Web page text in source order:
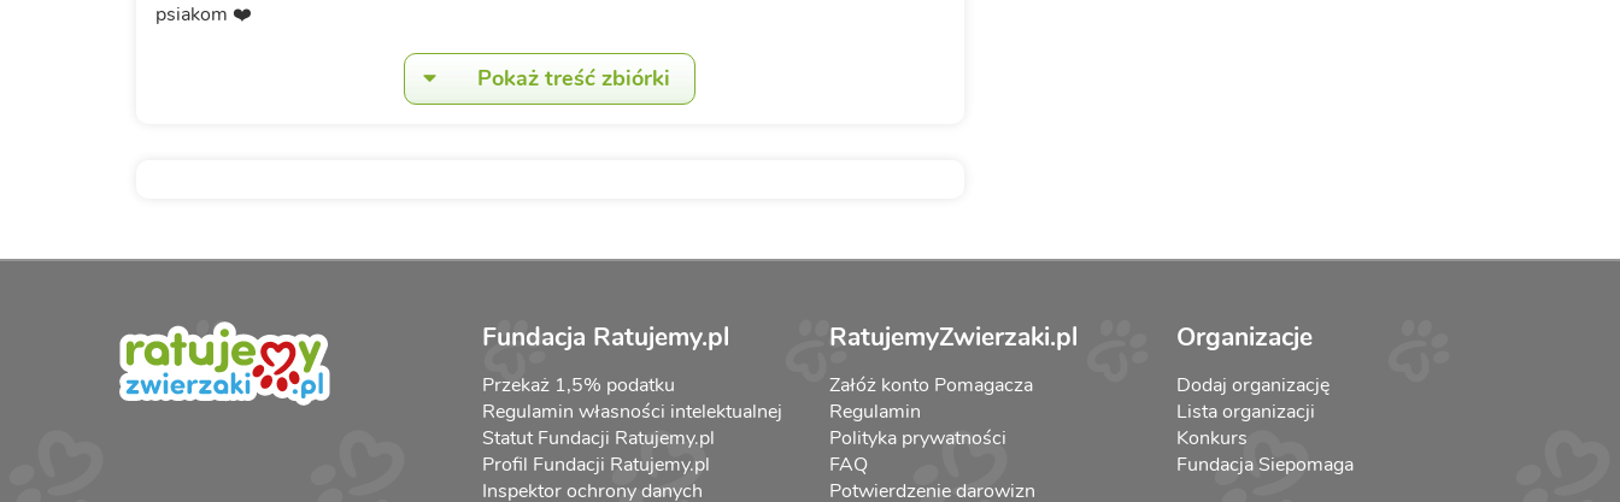
psiakom ❤️
Pokaż treść zbiórki
Fundacja Ratujemy.pl
Przekaż 1,5% podatku
Regulamin własności intelektualnej
Statut Fundacji Ratujemy.pl
Profil Fundacji Ratujemy.pl
Inspektor ochrony danych
RatujemyZwierzaki.pl
Załóż konto Pomagacza
Regulamin
Polityka prywatności
FAQ
Potwierdzenie darowizn
Organizacje
Dodaj organizację
Lista organizacji
Konkurs
Fundacja Siepomaga